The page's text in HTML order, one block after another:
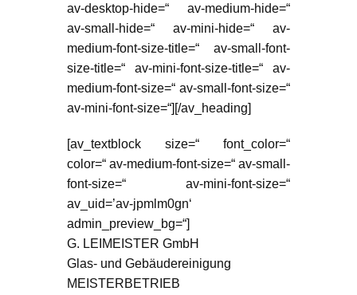
av-desktop-hide=“ av-medium-hide=“
av-small-hide=“ av-mini-hide=“ av-
medium-font-size-title=“ av-small-font-
size-title=“ av-mini-font-size-title=“ av-
medium-font-size=“ av-small-font-size=“
av-mini-font-size=“][/av_heading]
[av_textblock size=“ font_color=“
color=“ av-medium-font-size=“ av-small-
font-size=“ av-mini-font-size=“
av_uid=’av-jpmlm0gn‘
admin_preview_bg=“]
G. LEIMEISTER GmbH
Glas- und Gebäudereinigung
MEISTERBETRIEB